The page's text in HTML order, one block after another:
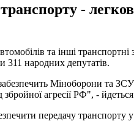
-
та інші
311 народних депутатів.
Міноборони та ЗСУ
агресії РФ", -
передачу транспорту